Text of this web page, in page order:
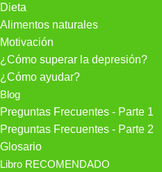
Dieta
Alimentos naturales
Motivación
¿Cómo superar la depresión?
¿Cómo ayudar?
Blog
Preguntas Frecuentes - Parte 1
Preguntas Frecuentes - Parte 2
Glosario
Libro RECOMENDADO